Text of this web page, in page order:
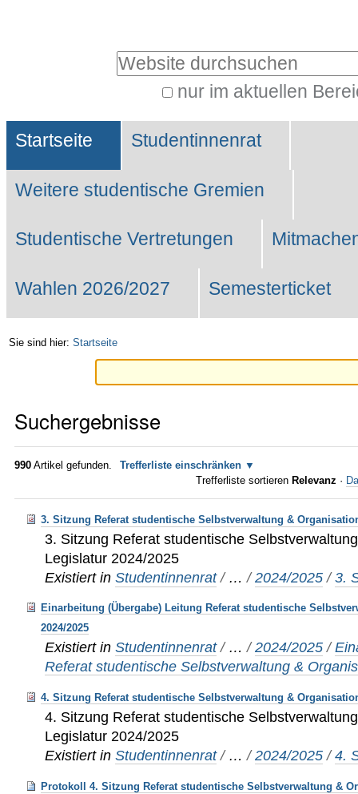
Website durchsuchen
nur im aktuellen
Suche…
Sektionen
Startseite Studentinnenrat
Weitere studentische Gremien
Studentische Vertretungen
Wahlen 2026/2027 Semesterticket
Sie sind hier: Startseite
Suchergebnisse
990 Artikel gefunden.
Trefferliste einschränken
Trefferliste sortieren Relevanz ·
3. Sitzung Referat studentische Selbstverwaltung &
3. Sitzung Referat studentische
Legislatur 2024/2025
Existiert in Studentinnenrat / …/2024/2025 /3.
Einarbeitung (Übergabe) Leitung Referat studentische
2024/2025
Existiert in Studentinnenrat / …/2024/2025 /
Referat studentische Selbstverwaltung &
4. Sitzung Referat studentische Selbstverwaltung &
4. Sitzung Referat studentische
Legislatur 2024/2025
Existiert in Studentinnenrat / …/2024/2025 /4.
Protokoll 4. Sitzung Referat studentische Selbstverwaltung &